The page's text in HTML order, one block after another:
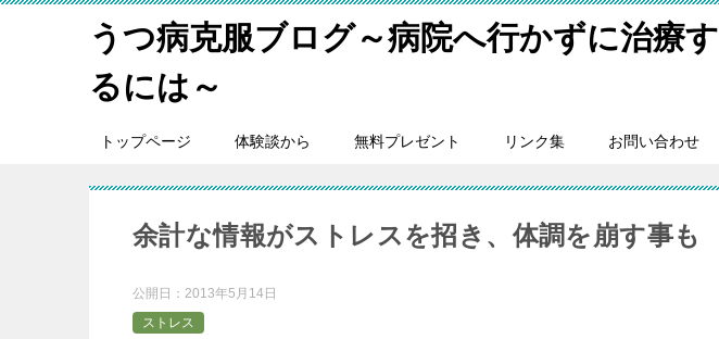
うつ病克服ブログ～病院へ行かずに治療す
るには～
トップページ 体験談から 無料プレゼント リンク集 お問い合わせ
余計な情報がストレスを招き、体調を崩す事も
公開日： 2013年5月14日
ストレス